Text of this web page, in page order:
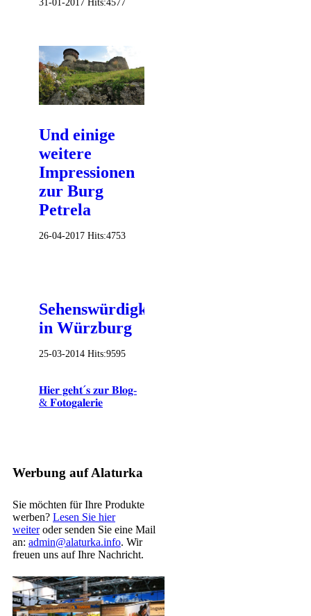
Und einige
weitere
Impressionen
zur Burg
Petrela
26-04-2017 Hits:4753
Sehenswürdigkeiten
in Würzburg
25-03-2014 Hits:9595
𝐇𝐢𝐞𝐫 𝐠𝐞𝐡𝐭´𝐬 𝐳𝐮𝐫 𝐁𝐥𝐨𝐠-
& 𝐅𝐨𝐭𝐨𝐠𝐚𝐥𝐞𝐫𝐢𝐞
Werbung auf Alaturka
Sie möchten für Ihre Produkte
werben? Lesen Sie hier
weiteroder senden Sie eine Mail
an: admin@alaturka.info. Wir
freuen uns auf Ihre Nachricht.